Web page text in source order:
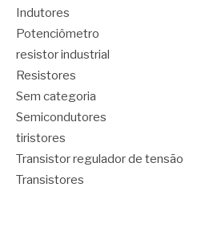
Indutores
Potenciômetro
resistor industrial
Resistores
Sem categoria
Semicondutores
tiristores
Transistor regulador de tensão
Transistores